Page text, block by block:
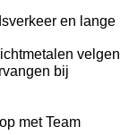
en lange
velgen
bij
met Team